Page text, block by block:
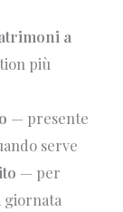
a
più
— presente
serve
— per
giornata